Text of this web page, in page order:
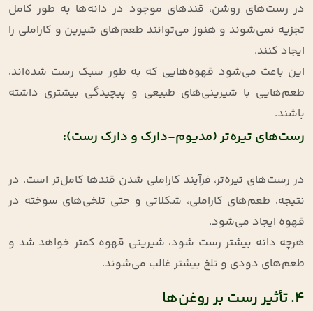
در رست‌های روشن، قندهای موجود در دانه‌ها به طور کامل
تجزیه نمی‌شوند و هنوز می‌توانند طعم‌های شیرین و کاراملی را
ایجاد کنند.
این باعث می‌شود قهوه‌هایی که به طور سبک رست شده‌اند،
طعم‌هایی با شیرینی‌های طبیعی و پیچیدگی بیشتری داشته
باشند.
رست‌های تیره‌تر (مدیوم-دارک و دارک رست):
در رست‌های تیره‌تر، فرآیند کاراملی شدن قندها کامل‌تر است. در
نتیجه، طعم‌های کاراملی، شکلاتی و حتی تلخی‌های سوخته در
قهوه ایجاد می‌شود.
هرچه دانه بیشتر رست شود، شیرینی قهوه کمتر خواهد شد و
طعم‌های دودی و تلخ بیشتر غالب می‌شوند.
4. تأثیر رست بر روغن‌ها